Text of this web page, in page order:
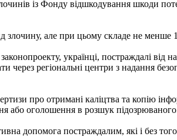
із Фонду відшкодування шкоди
злочину, але при цьому складе не менше
українці, постраждалі
через регіональні центри з надання
про отримані каліцтва та копію
або оголошення в розшук
допомога постраждалим, які і без